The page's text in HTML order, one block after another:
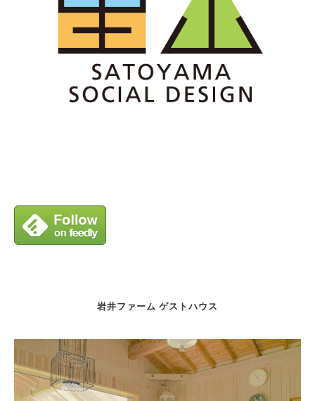
岩井ファーム ゲストハウス